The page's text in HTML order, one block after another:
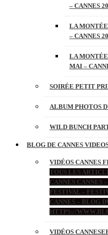
– CANNES
LA
– CANNES
LA
MAI –
SOIRÉE PETIT
ALBUM PHOTOS
WILD BUNCH
BLOG DE CANNES
VIDÉOS CANNES
TOUS LES
CANNES CANNES
FESTIVAL –
CANNES – BLOG
HTTPS://
VIDÉOS